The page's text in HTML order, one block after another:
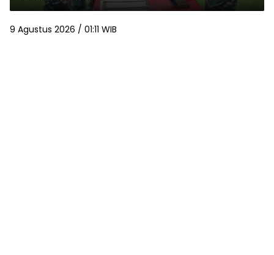
9 Agustus 2026 / 01:11 WIB